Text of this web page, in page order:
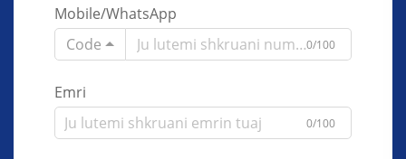
Mobile/WhatsApp
Code
0/100
Emri
0/100